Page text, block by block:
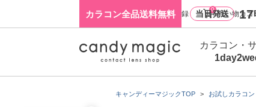
カラコン全品送料無料 当日発送 17
キャンディーマジックTOP お試しカラコン
ログイン・新規会員登録
0
買い物カゴ
カラコン・
1day